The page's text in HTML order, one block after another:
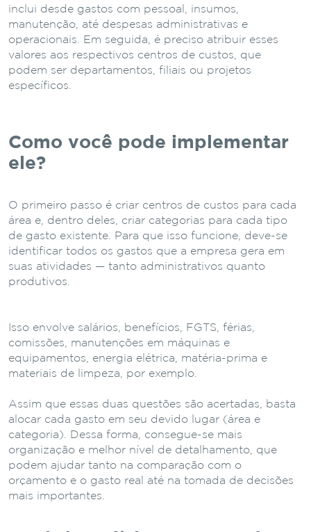
inclui desde gastos com pessoal, insumos,
manutenção, até despesas administrativas e
operacionais. Em seguida, é preciso atribuir esses
valores aos respectivos centros de custos, que
podem ser departamentos, filiais ou projetos
específicos.
Como você pode implementar
ele?
O primeiro passo é criar centros de custos para cada
área e, dentro deles, criar categorias para cada tipo
de gasto existente. Para que isso funcione, deve-se
identificar todos os gastos que a empresa gera em
suas atividades — tanto administrativos quanto
produtivos.
Isso envolve salários, benefícios, FGTS, férias,
comissões, manutenções em máquinas e
equipamentos, energia elétrica, matéria-prima e
materiais de limpeza, por exemplo.
Assim que essas duas questões são acertadas, basta
alocar cada gasto em seu devido lugar (área e
categoria). Dessa forma, consegue-se mais
organização e melhor nível de detalhamento, que
podem ajudar tanto na comparação com o
orçamento e o gasto real até na tomada de decisões
mais importantes.